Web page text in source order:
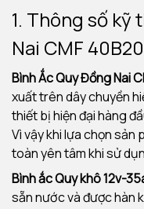
1. Thông số
Nai CMF
Bình Ắc Quy Đồng Nai
xuất trên dây chuyền
thiết bị hiện đại hàng
Vì vậy khi lựa chọn sản
toàn yên tâm khi sử
Bình ắc Quy khô 12v-
sẵn nước và được hàn